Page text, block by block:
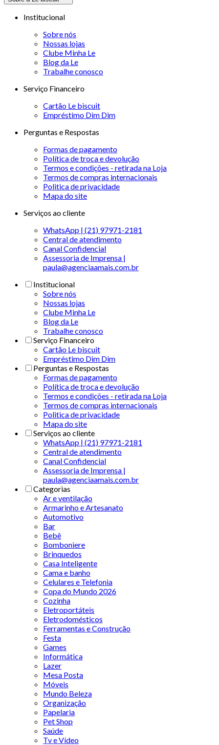
Institucional
Sobre nós
Nossas lojas
Clube Minha Le
Blog da Le
Trabalhe conosco
Serviço Financeiro
Cartão Le biscuit
Empréstimo Dim Dim
Perguntas e Respostas
Formas de pagamento
Política de troca e devolução
Termos e condições - retirada na Loja
Termos de compras internacionais
Politica de privacidade
Mapa do site
Serviços ao cliente
WhatsApp | (21) 97971-2181
Central de atendimento
Canal Confidencial
Assessoria de Imprensa |
paula@agenciaamais.com.br
Institucional
Sobre nós
Nossas lojas
Clube Minha Le
Blog da Le
Trabalhe conosco
Serviço Financeiro
Cartão Le biscuit
Empréstimo Dim Dim
Perguntas e Respostas
Formas de pagamento
Política de troca e devolução
Termos e condições - retirada na Loja
Termos de compras internacionais
Politica de privacidade
Mapa do site
Serviços ao cliente
WhatsApp | (21) 97971-2181
Central de atendimento
Canal Confidencial
Assessoria de Imprensa |
paula@agenciaamais.com.br
Categorias
Ar e ventilação
Armarinho e Artesanato
Automotivo
Bar
Bebê
Bomboniere
Brinquedos
Casa Inteligente
Cama e banho
Celulares e Telefonia
Copa do Mundo 2026
Cozinha
Eletroportáteis
Eletrodomésticos
Ferramentas e Construção
Festa
Games
Informática
Lazer
Mesa Posta
Móveis
Mundo Beleza
Organização
Papelaria
Pet Shop
Saúde
Tv e Vídeo